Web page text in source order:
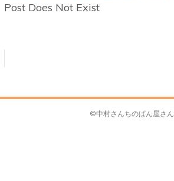
Post Does Not Exist
©中村さんちのぱん屋さん